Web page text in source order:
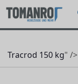
Tracrod 150 kg" />